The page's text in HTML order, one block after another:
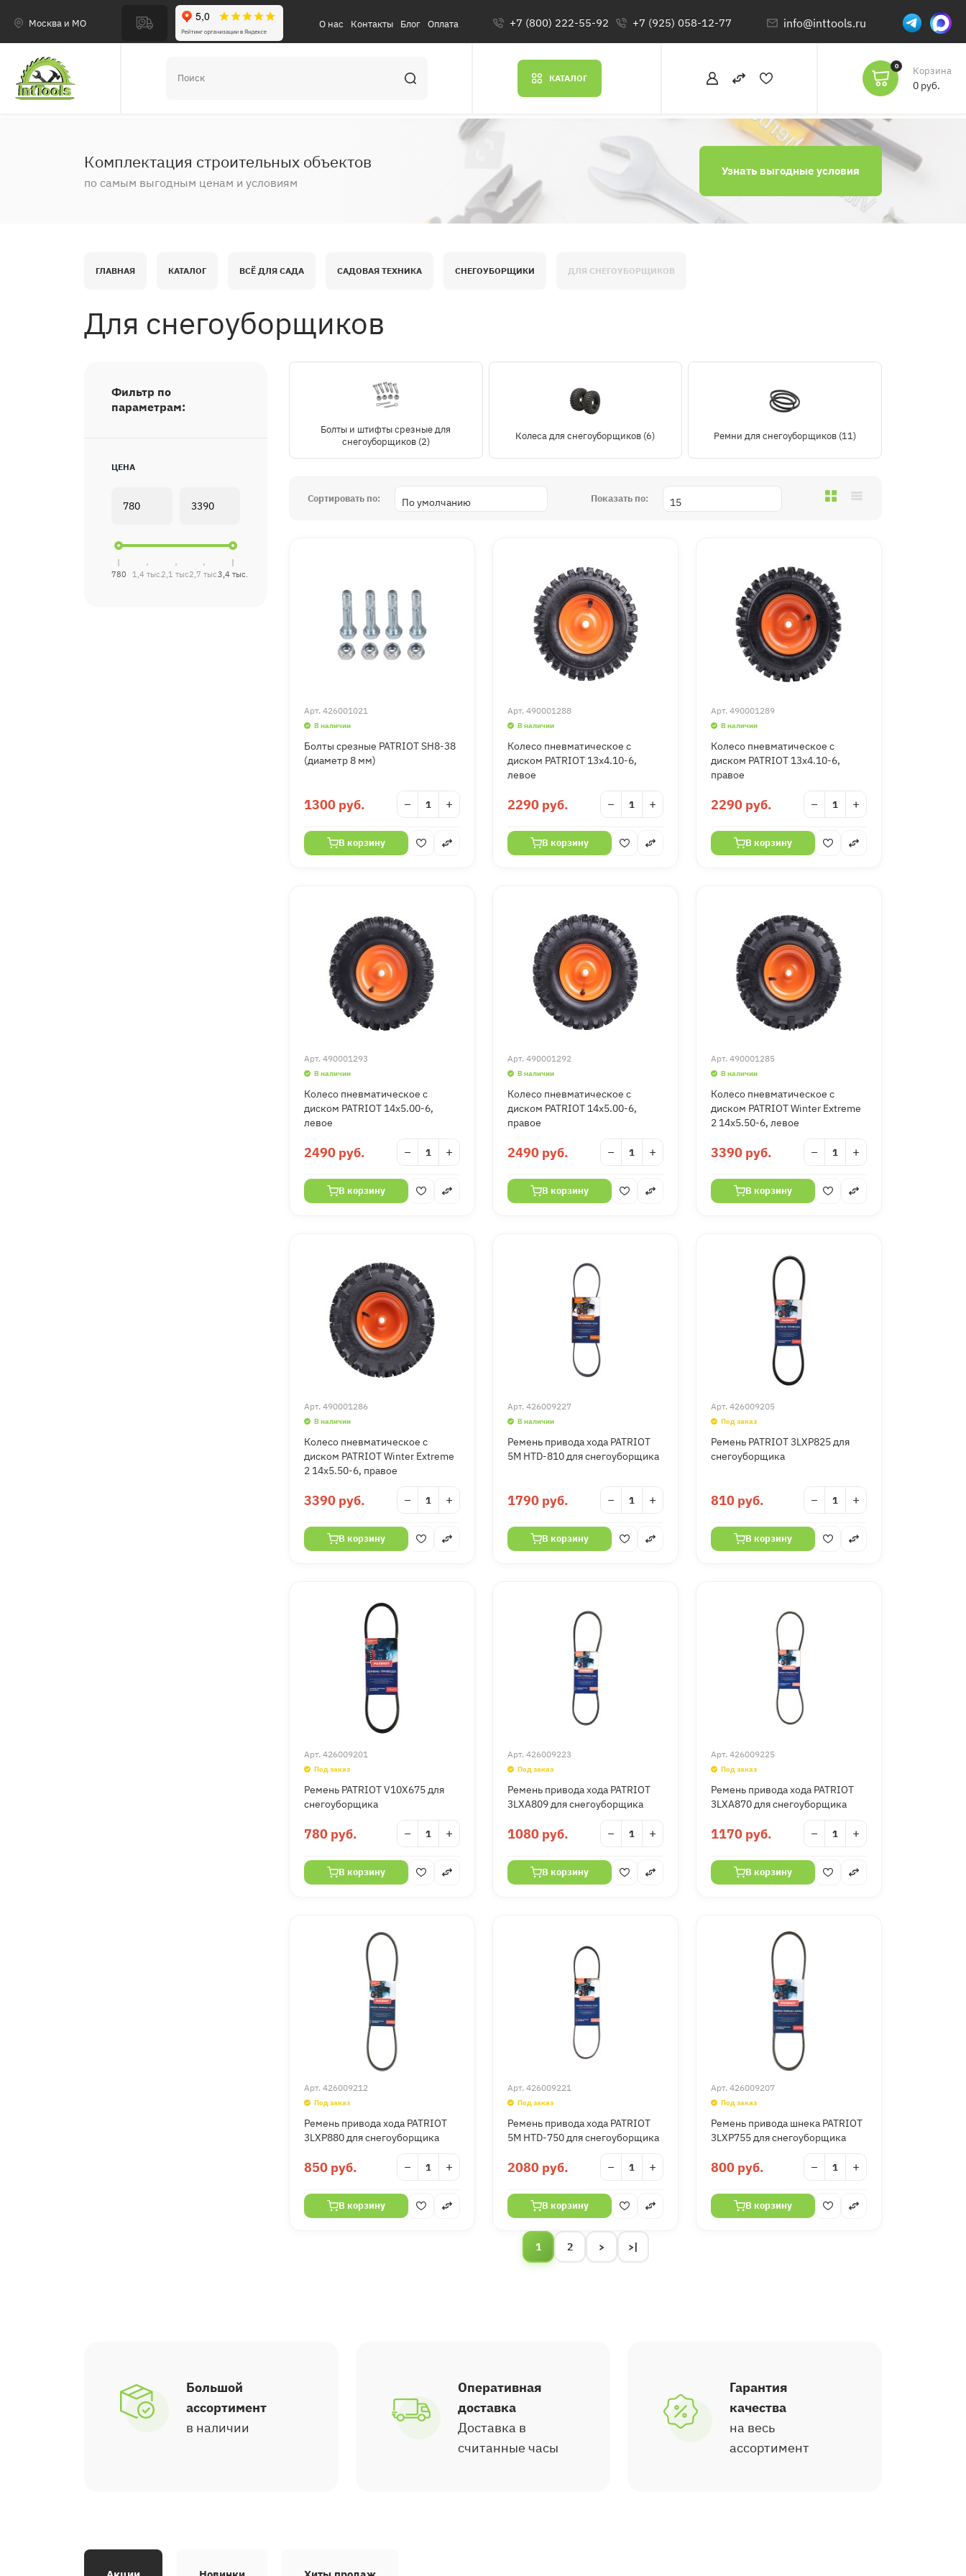
Москва и МО О нас Контакты Блог Оплата +7 (800) 222-55-92 +7 (925) 058-12-77 info@inttools.ru
КАТАЛОГ
0 Корзина
0 руб.
Комплектация строительных объектов
по самым выгодным ценам и условиям
Узнать выгодные условия
ГЛАВНАЯ КАТАЛОГ ВСЁ ДЛЯ САДА САДОВАЯ ТЕХНИКА СНЕГОУБОРЩИКИ ДЛЯ СНЕГОУБОРЩИКОВ
Для снегоуборщиков
Фильтр по
параметрам:
ЦЕНА
780 1,4 тыс.2,1 тыс.2,7 тыс.3,4 тыс.
Болты и штифты срезные для
снегоуборщиков (2)
Колеса для снегоуборщиков (6) Ремни для снегоуборщиков (11)
Сортировать по: Показать по:
Арт. 426001021
В наличии
Болты срезные PATRIOT SH8-38
(диаметр 8 мм)
1300 руб. − +
В корзину
Арт. 490001288
В наличии
Колесо пневматическое с
диском PATRIOT 13х4.10-6,
левое
2290 руб. − +
В корзину
Арт. 490001289
В наличии
Колесо пневматическое с
диском PATRIOT 13х4.10-6,
правое
2290 руб. − +
В корзину
Арт. 490001293
В наличии
Колесо пневматическое с
диском PATRIOT 14х5.00-6,
левое
2490 руб. − +
В корзину
Арт. 490001292
В наличии
Колесо пневматическое с
диском PATRIOT 14х5.00-6,
правое
2490 руб. − +
В корзину
Арт. 490001285
В наличии
Колесо пневматическое с
диском PATRIOT Winter Extreme
2 14x5.50-6, левое
3390 руб. − +
В корзину
Арт. 490001286
В наличии
Колесо пневматическое с
диском PATRIOT Winter Extreme
2 14x5.50-6, правое
3390 руб. − +
В корзину
Арт. 426009227
В наличии
Ремень привода хода PATRIOT
5M HTD-810 для снегоуборщика
1790 руб. − +
В корзину
Арт. 426009205
Под заказ
Ремень PATRIOT 3LXP825 для
снегоуборщика
810 руб. − +
В корзину
Арт. 426009201
Под заказ
Ремень PATRIOT V10X675 для
снегоуборщика
780 руб. − +
В корзину
Арт. 426009223
Под заказ
Ремень привода хода PATRIOT
3LXA809 для снегоуборщика
1080 руб. − +
В корзину
Арт. 426009225
Под заказ
Ремень привода хода PATRIOT
3LXA870 для снегоуборщика
1170 руб. − +
В корзину
Арт. 426009212
Под заказ
Ремень привода хода PATRIOT
3LXP880 для снегоуборщика
850 руб. − +
В корзину
Арт. 426009221
Под заказ
Ремень привода хода PATRIOT
5M HTD-750 для снегоуборщика
2080 руб. − +
В корзину
Арт. 426009207
Под заказ
Ремень привода шнека PATRIOT
3LXP755 для снегоуборщика
800 руб. − +
В корзину
1 2 > >|
Большой
ассортимент
в наличии
Оперативная
доставка
Доставка в
считанные часы
Гарантия
качества
на весь
ассортимент